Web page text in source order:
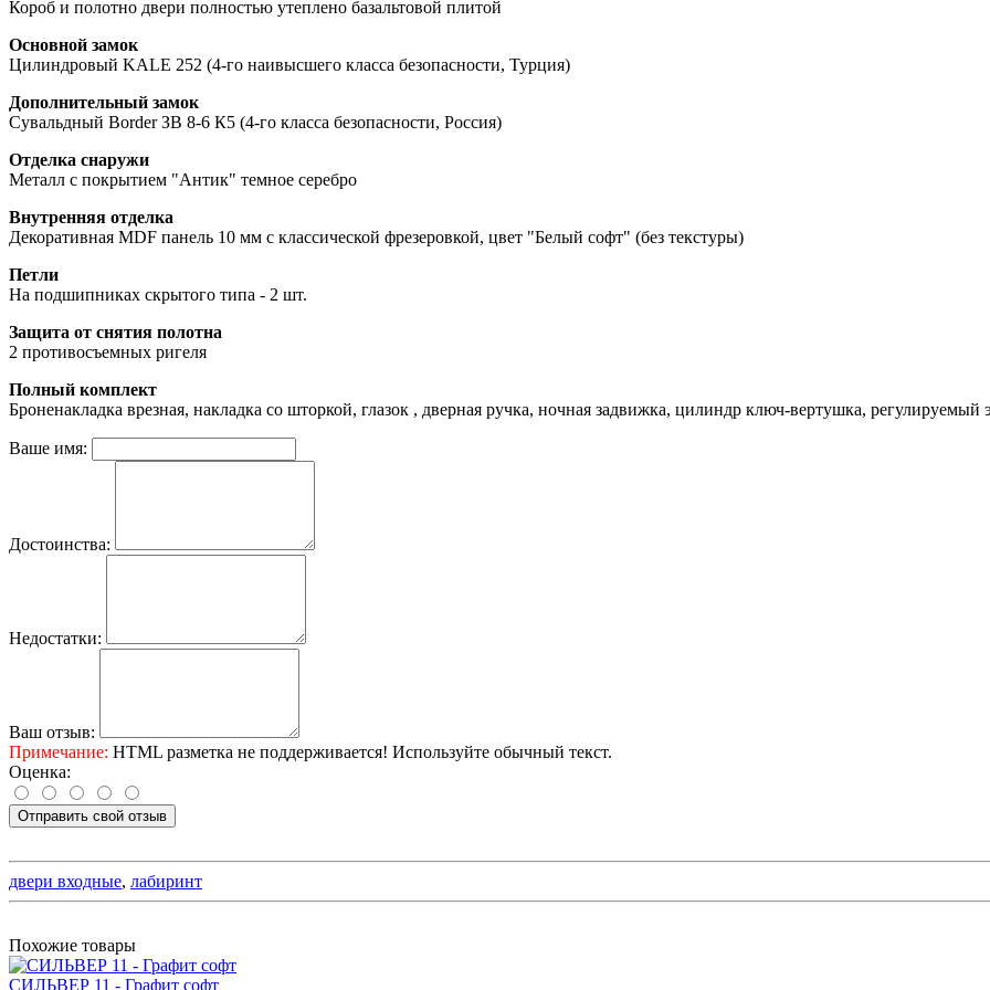
Короб и полотно двери полностью утеплено базальтовой плитой
Основной замок
Цилиндровый KALE 252 (4-го наивысшего класса безопасности, Турция)
Дополнительный замок
Сувальдный Border ЗВ 8-6 К5 (4-го класса безопасности, Россия)
Отделка снаружи
Металл с покрытием "Антик" темное серебро
Внутренняя отделка
Декоративная MDF панель 10 мм с классической фрезеровкой, цвет "Белый софт" (без текстуры)
Петли
На подшипниках скрытого типа - 2 шт.
Защита от снятия полотна
2 противосъемных ригеля
Полный комплект
Броненакладка врезная, накладка со шторкой, глазок , дверная ручка, ночная задвижка, цилиндр ключ-вертушка, регулируемый
Ваше имя:
Достоинства:
Недостатки:
Ваш отзыв:
Примечание: HTML разметка не поддерживается! Используйте обычный текст.
Оценка:
Отправить свой отзыв
двери входные, лабиринт
Похожие товары
СИЛЬВЕР 11 - Графит софт